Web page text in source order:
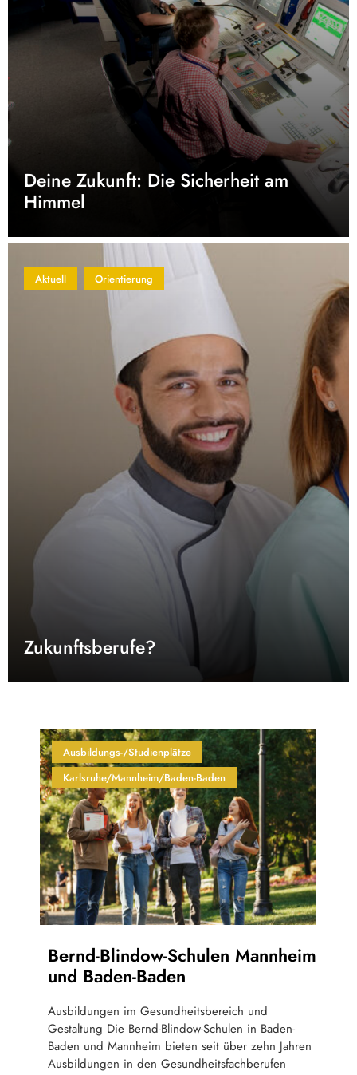
Deine Zukunft: Die Sicherheit am
Himmel
Aktuell Orientierung
Zukunftsberufe?
Ausbildungs-/Studienplätze
Karlsruhe/Mannheim/Baden-Baden
Bernd-Blindow-Schulen Mannheim
und Baden-Baden
Ausbildungen im Gesundheitsbereich und
Gestaltung Die Bernd-Blindow-Schulen in Baden-
Baden und Mannheim bieten seit über zehn Jahren
Ausbildungen in den Gesundheitsfachberufen